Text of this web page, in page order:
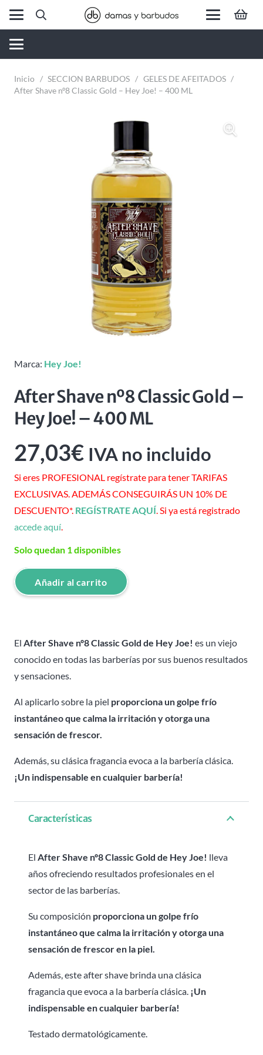
Inicio / SECCION BARBUDOS / GELES DE AFEITADOS /
After Shave nº8 Classic Gold – Hey Joe! – 400 ML
Marca: Hey Joe!
After Shave nº8 Classic Gold –
Hey Joe! – 400 ML
27,03€ IVA no incluido
Si eres PROFESIONAL regístrate para tener TARIFAS
EXCLUSIVAS. ADEMÁS CONSEGUIRÁS UN 10% DE
DESCUENTO*. REGÍSTRATE AQUÍ. Si ya está registrado
accede aquí.
Solo quedan 1 disponibles
After
Classic
Joe!
-
400
Añadir al carrito
El After Shave nº8 Classic Gold de Hey Joe! es un viejo
conocido en todas las barberías por sus buenos resultados
y sensaciones.
Al aplicarlo sobre la piel proporciona un golpe frío
instantáneo que calma la irritación y otorga una
sensación de frescor.
Además, su clásica fragancia evoca a la barbería clásica.
¡Un indispensable en cualquier barbería!
Características
El After Shave nº8 Classic Gold de Hey Joe! lleva
años ofreciendo resultados profesionales en el
sector de las barberías.
Su composición proporciona un golpe frío
instantáneo que calma la irritación y otorga una
sensación de frescor en la piel.
Además, este after shave brinda una clásica
fragancia que evoca a la barbería clásica. ¡Un
indispensable en cualquier barbería!
Testado dermatológicamente.